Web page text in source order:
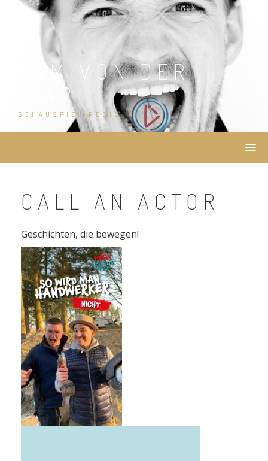
TOM VON DER
ISAR
SCHAUSPIEL REGIE
CALL AN ACTOR
Geschichten, die bewegen!